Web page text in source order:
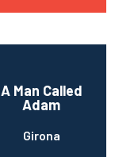
A Man Called
Adam
Girona